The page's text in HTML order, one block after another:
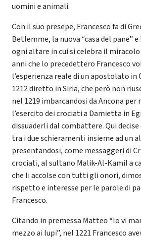
uomini e animali.
Con il suo presepe, Francesco fa di
Betlemme, la nuova “casa del pane”
ogni altare in cui si celebra il
anni che lo precedettero Francesco
l’esperienza reale di un apostolato
1212 diretto in Siria, che però non
nel 1219 imbarcandosi da Ancona per
l’esercito dei crociati a Damietta in
dissuaderli dal combattere. Qui
tra i due schieramenti insieme ad un
presentandosi, come messaggeri di
crociati, al sultano Malik-Al-Kamil a
che li accolse con tutti gli onori,
rispetto e interesse per le parole di
Francesco.
Citando in premessa Matteo “Io vi
mezzo ai lupi”, nel 1221 Francesco